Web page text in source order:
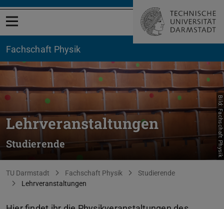
Menü öffnen
Fachschaft Physik
Lehrveranstaltungen
Studierende Bild: Fachschaft Physik
Sie befinden sich hier:
TU Darmstadt Fachschaft Physik
Studierende
Lehrveranstaltungen